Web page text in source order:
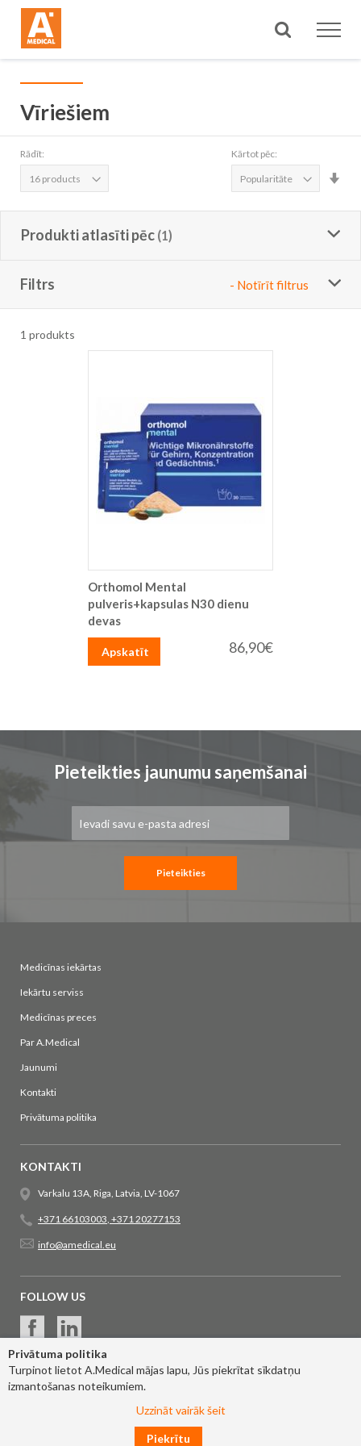
Privātuma politika
Turpinot lietot A.Medical mājas lapu, Jūs piekrītat sīkdatņu
izmantošanas noteikumiem.
Uzzināt vairāk šeit
Piekrītu
Meklēt
Vīriešiem
Rādīt: Kārtot pēc:
Produkti atlasīti pēc
Filtrs - Notīrīt filtrus
1 produkts
Orthomol Mental
pulveris+kapsulas N30 dienu
devas
86,90€
Apskatīt
Pieteikties jaunumu saņemšanai
saņemšanai:
Pieteikties
Medicīnas iekārtas
Iekārtu serviss
Medicīnas preces
Par A.Medical
Jaunumi
Kontakti
Privātuma politika
KONTAKTI
Varkalu 13A, Riga, Latvia, LV-1067
+371 66103003, +371 20277153
info@amedical.eu
FOLLOW US
© 2017